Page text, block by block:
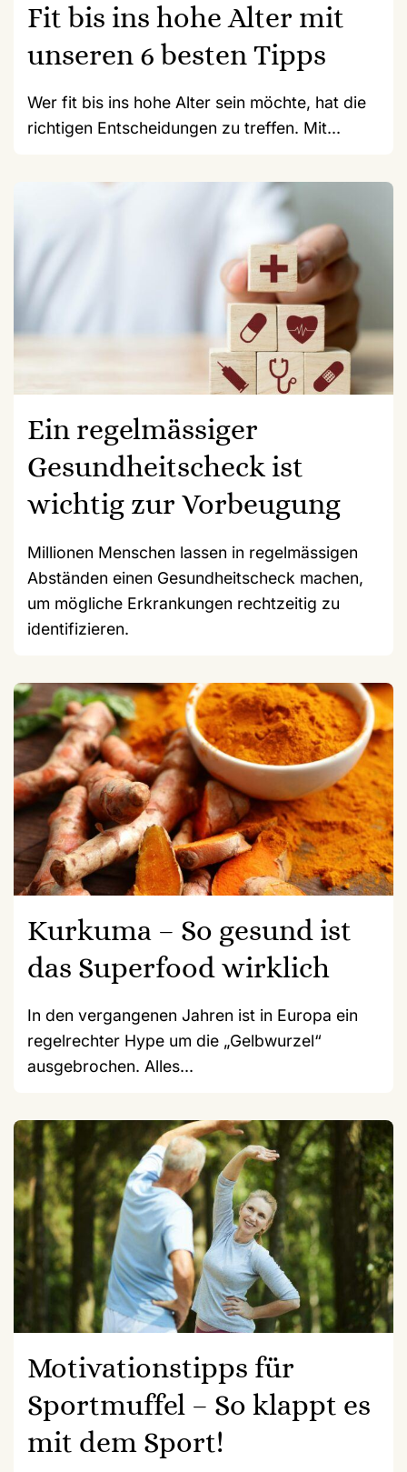
Fit bis ins hohe Alter mit
unseren 6 besten Tipps
Wer fit bis ins hohe Alter sein möchte, hat die
richtigen Entscheidungen zu treffen. Mit...
Ein regelmässiger
Gesundheitscheck ist
wichtig zur Vorbeugung
Millionen Menschen lassen in regelmässigen
Abständen einen Gesundheitscheck machen,
um mögliche Erkrankungen rechtzeitig zu
identifizieren.
Kurkuma – So gesund ist
das Superfood wirklich
In den vergangenen Jahren ist in Europa ein
regelrechter Hype um die „Gelbwurzel“
ausgebrochen. Alles...
Motivationstipps für
Sportmuffel – So klappt es
mit dem Sport!